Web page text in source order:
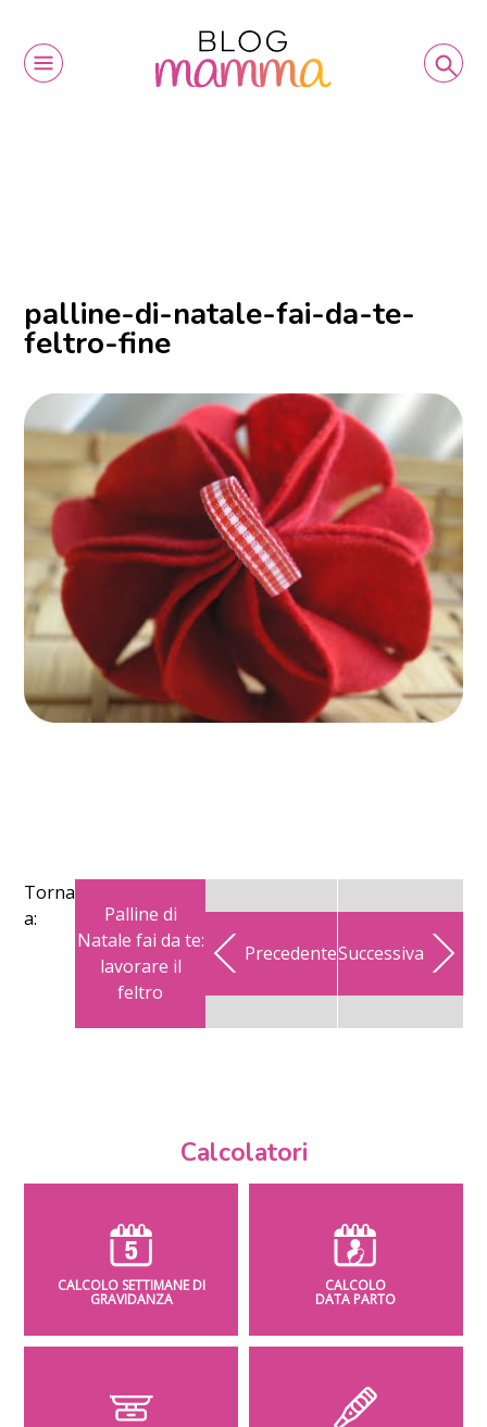
palline-di-natale-fai-da-te-
feltro-fine
Torna
a:
Palline di
Natale fai da te:
lavorare il
feltro
PrecedenteSuccessiva
Calcolatori
CALCOLO SETTIMANE DI
GRAVIDANZA
CALCOLO
DATA PARTO